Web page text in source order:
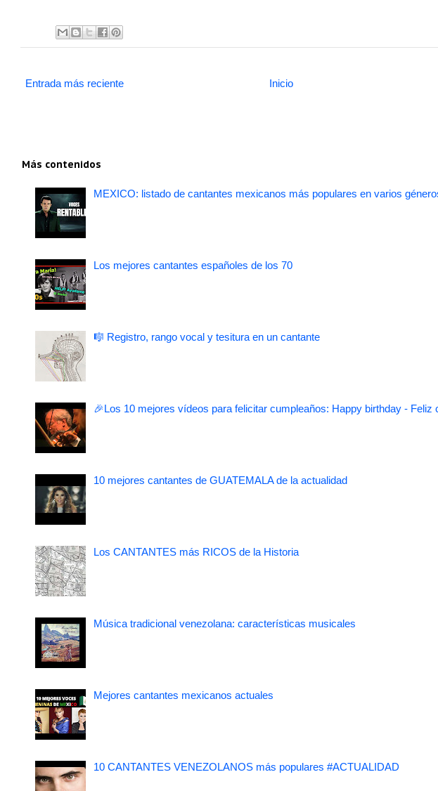
Entrada más reciente Inicio
Más contenidos
MEXICO: listado de cantantes mexicanos más populares en varios
Los mejores cantantes españoles de los 70
🎼 Registro, rango vocal y tesitura en un cantante
🎉Los 10 mejores vídeos para felicitar cumpleaños: Happy birthday - Feliz
10 mejores cantantes de GUATEMALA de la actualidad
Los CANTANTES más RICOS de la Historia
Música tradicional venezolana: características musicales
Mejores cantantes mexicanos actuales
10 CANTANTES VENEZOLANOS más populares #ACTUALIDAD